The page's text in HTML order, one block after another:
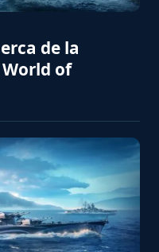
de la
of